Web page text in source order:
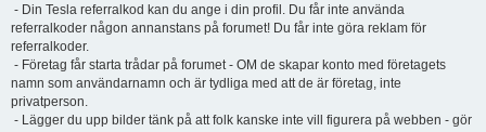
- Din Tesla referralkod kan du ange i din profil. Du får inte använda
referralkoder någon annanstans på forumet! Du får inte göra reklam för
referralkoder.
- Företag får starta trådar på forumet - OM de skapar konto med företagets
namn som användarnamn och är tydliga med att de är företag, inte
privatperson.
- Lägger du upp bilder tänk på att folk kanske inte vill figurera på webben - gör